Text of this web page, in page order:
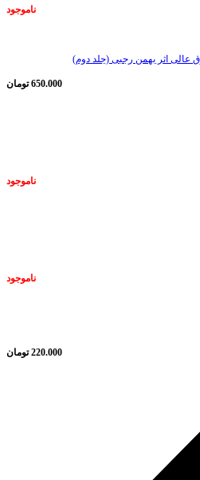
ناموجود
عالی اثر بهمن رجبی (جلد دوم)
650.000 تومان
ناموجود
ناموجود
220.000 تومان